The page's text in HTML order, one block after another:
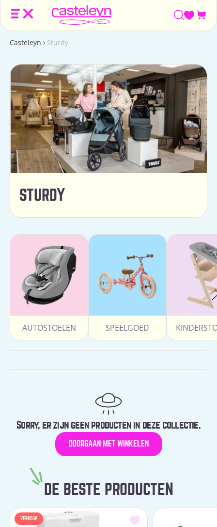
Casteleyn Sturdy
STURDY
AUTOSTOELEN SPEELGOED
Sorry, er zijn geen producten in deze collectie.
DOORGAAN MET WINKELEN
DE BESTE PRODUCTEN
VERKOOP